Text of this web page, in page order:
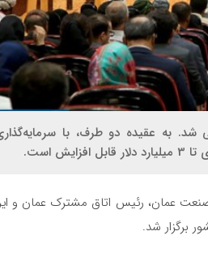
به عقیده دو طرف، با
عمان، رئیس اتاق مشترک عمان و
برگزار شد.